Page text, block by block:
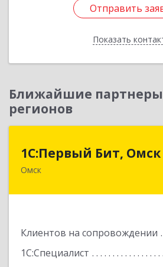
Отправить
Показать
Отправить
Назад
Ближайшие партнеры
регионов
1С:Первый Бит, Омск
Омск
Клиентов на сопровождении
1С:Специалист
644099, Омская обл, Омск г,